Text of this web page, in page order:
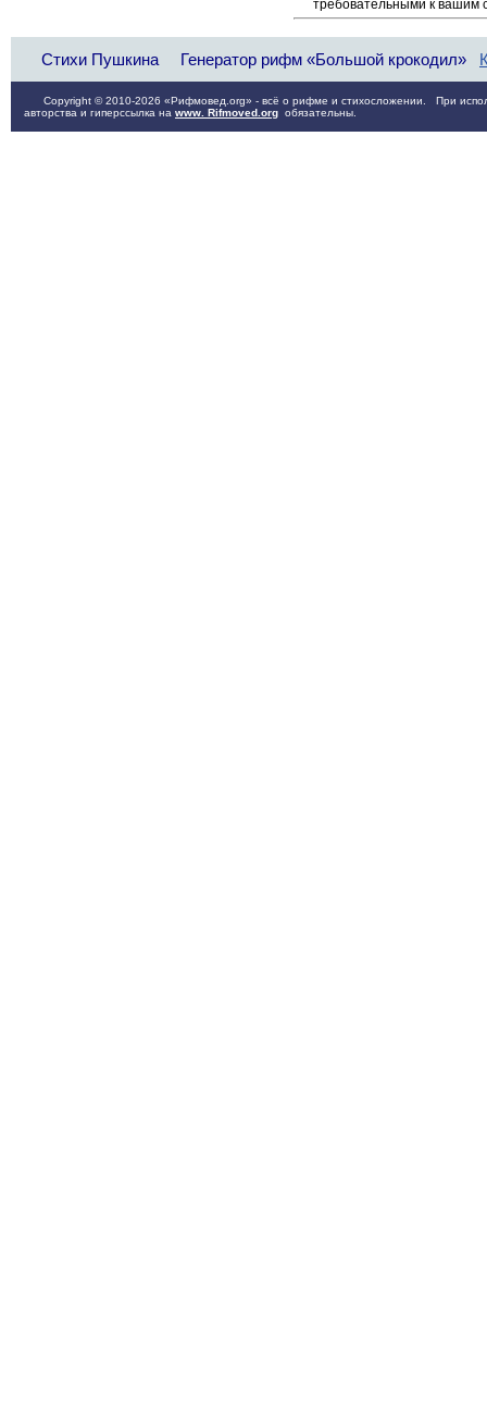
требовательными к вашим
Стихи Пушкина Генератор рифм «Большой крокодил»
Copyright © 2010-2026 «Рифмовед.org» - всё о рифме и стихосложении. При
авторства и гиперссылка на www. Rifmoved.org обязательны.